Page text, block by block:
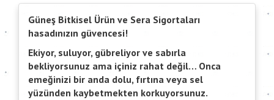
Güneş Bitkisel Ürün ve Sera Sigortaları
hasadınızın güvencesi!
Ekiyor, suluyor, gübreliyor ve sabırla
bekliyorsunuz ama içiniz rahat değil… Onca
emeğinizi bir anda dolu, fırtına veya sel
yüzünden kaybetmekten korkuyorsunuz.